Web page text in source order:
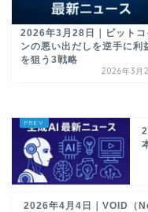
2026年3月28日｜ビットコ
ンの悪い出だしを逆手に利
を狙う3戦略
2026年3月
2026年4月4日｜VOID（